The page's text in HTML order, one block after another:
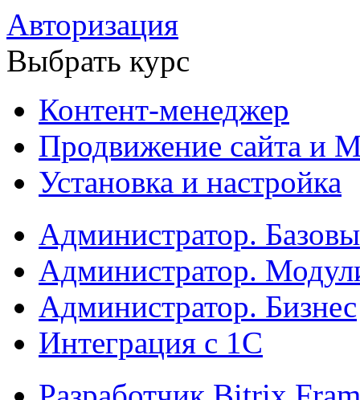
Авторизация
Выбрать курс
Контент-менеджер
Продвижение сайта и
Установка и настройка
Администратор.
Администратор.
Администратор. Бизнес
Интеграция с 1С